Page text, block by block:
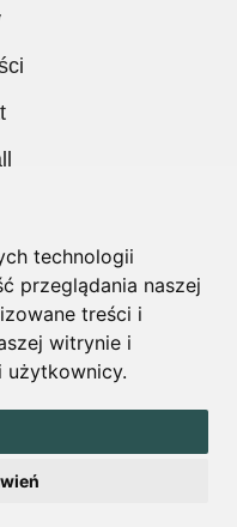
technologii
przeglądania naszej
treści i
witrynie i
użytkownicy.